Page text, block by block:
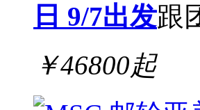
日 9/7出发跟
￥46800起